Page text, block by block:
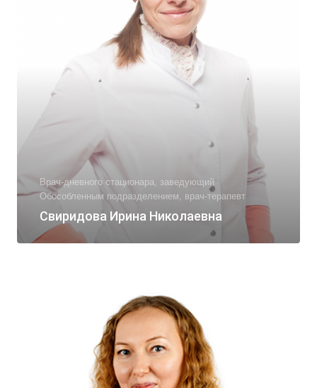
Врач-дневного стационара, заведующий
Обособленным подразделением, врач-терапевт
Свиридова Ирина Николаевна